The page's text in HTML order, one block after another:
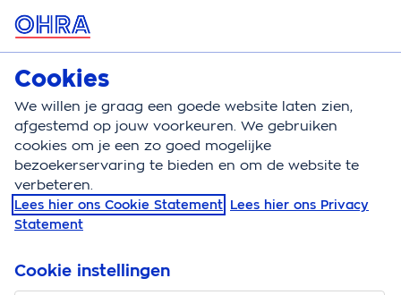
MENU
Zorgverzekering
Zorgverzekering Vergoeding Ergotherapie
Vergoeding
ergotherapie
ergotherapie. Een ergotherapeut helpt mensen met
Cookies
We willen je graag een goede website laten zien,
afgestemd op jouw voorkeuren. We gebruiken
cookies om je een zo goed mogelijke
bezoekerservaring te bieden en om de website te
verbeteren.
Lees hier ons Cookie Statement Lees hier ons Privacy
Statement
Cookie instellingen